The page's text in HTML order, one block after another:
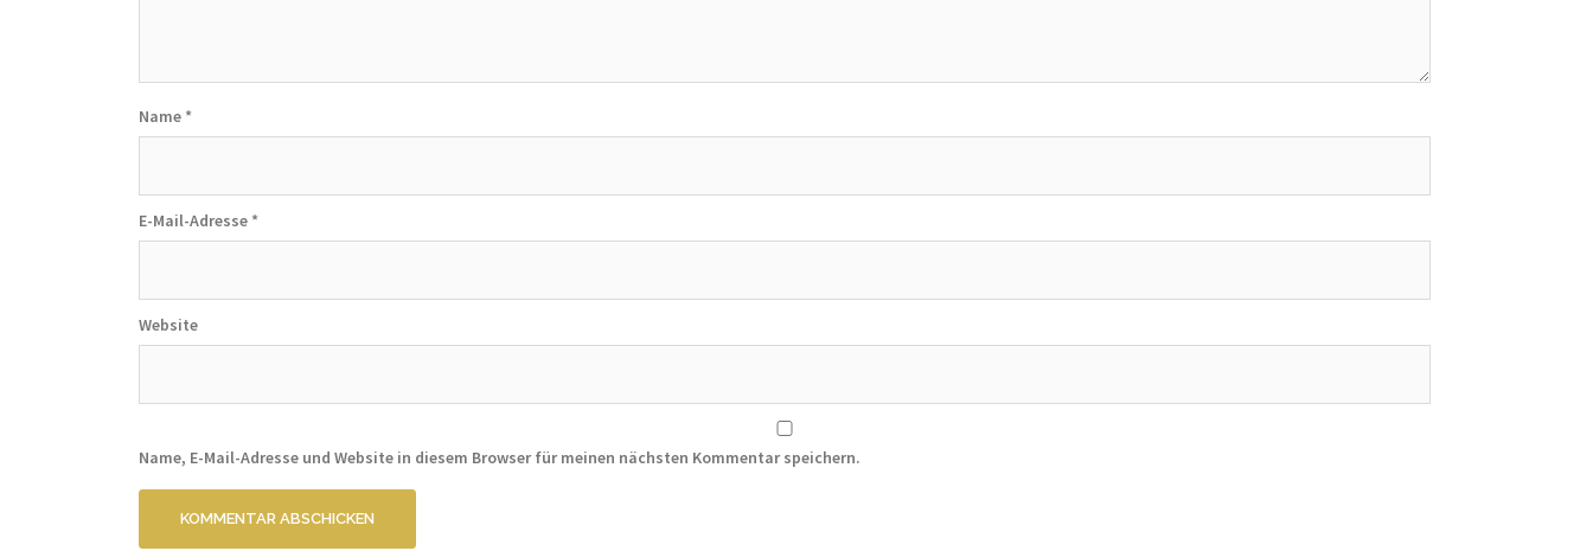
Name *
E-Mail-Adresse *
Website
Name, E-Mail-Adresse und Website in diesem Browser für meinen nächsten Kommentar speichern.